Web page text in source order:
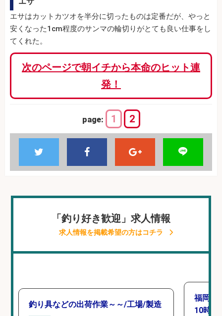
エサはカットカツオを半分に切ったものは定番だが、やっと
安くなった1cm程度のサンマの輪切りがとても良い仕事をし
てくれた。
次のページで朝イチから本命のヒット連
発！
page: 1 2
「釣り好き歓迎」求人情報
求人情報を掲載希望の方はコチラ
釣り具などの出荷作業～～/工場/製造
福岡「
10時間